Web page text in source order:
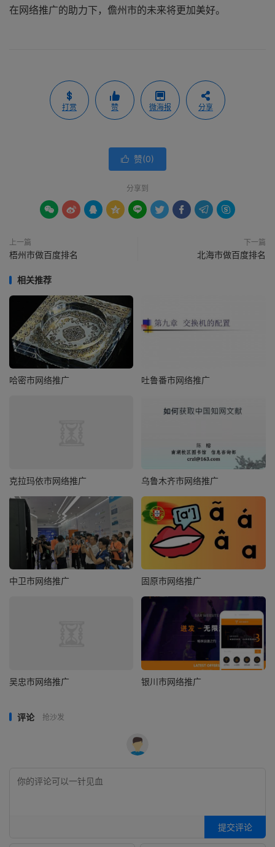
在网络推广的助力下，儋州市的未来将更加美好。
打赏 赞 微海报 分享
 赞(0)
分享到
        
上一篇
梧州市做百度排名
下一篇
北海市做百度排名
相关推荐
哈密市网络推广 吐鲁番市网络推广
克拉玛依市网络推广 乌鲁木齐市网络推广
中卫市网络推广 固原市网络推广
吴忠市网络推广 银川市网络推广
评论 抢沙发
提交评论